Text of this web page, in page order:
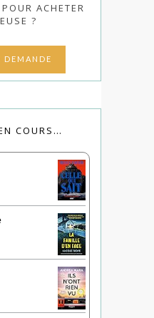
ACHETER
?
DEMANDE
COURS…